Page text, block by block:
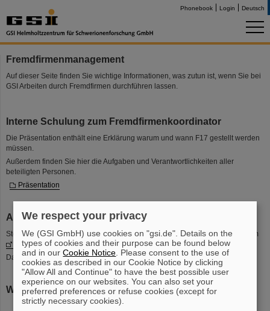
Phonebook Login Deutsch
Fremdfirmenmanagement
Auf dieser Seite finden Sie wichtige Informationen, was zutun ist, wenn Sie bei
GSI Arbeiten durch Fremdfirmen durchführen lassen.
Interne Schulung zum Fremdfirmenkoordinator
Die Präsentation enthält eine Erklärung warum und wann F17 gestellt werden
müssen.
Außerdem finden Sie hier die Aufgaben und Verantwortlichkeiten aller
beteiligten Personen.
Präsentation
Arbeitserlaubnis für Fremdfirmen beantragen
Stellen Sie einen F17-Antrag für alle Arbeiten. Diesen können Sie in unserem
IT-Portalganz einfach online stellen.
Dazu benötigen Sie lediglich einen Web-Login.
Weitere Erlaubnisscheine
Für alle Heißarbeiten ist ein
We respect your privacy
We (GSI GmbH) use cookies on "gsi.de". Details on the
types of cookies and their purpose can be found below
and in ourCookie Notice . Please consent to the use of
cookies as described in our Cookie Notice by clicking
"Allow All and Continue" to have the best possible user
experience on our websites. You can also set your
preferred preferences or refuse cookies (except for
strictly necessary cookies).